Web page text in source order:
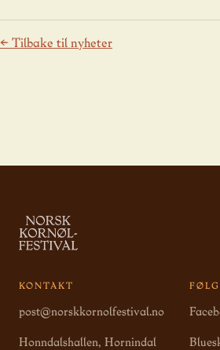
← Tilbake til nyheter
KONTAKT
post@norskkornolfestival.no
Honndalshallen, Hornindal
FØLG